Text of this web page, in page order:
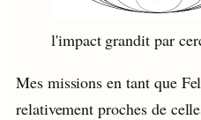
l'impact grandit par
Mes missions en tant que
relativement proches de